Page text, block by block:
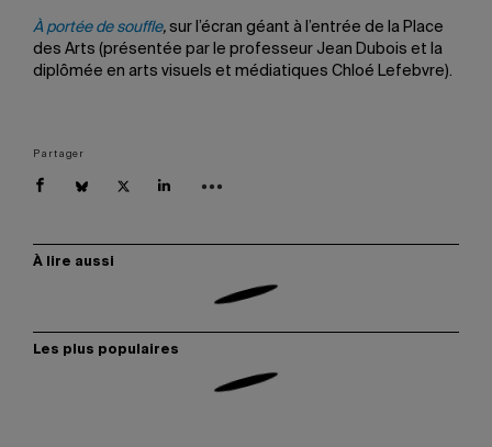
À portée de souffle, sur l’écran géant à l’entrée de la Place
des Arts (présentée par le professeur Jean Dubois et la
diplômée en arts visuels et médiatiques Chloé Lefebvre).
Partager
À lire aussi
Les plus populaires